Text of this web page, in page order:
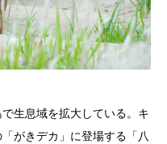
生息域を拡大している。キ
がきデカ」に登場する「八